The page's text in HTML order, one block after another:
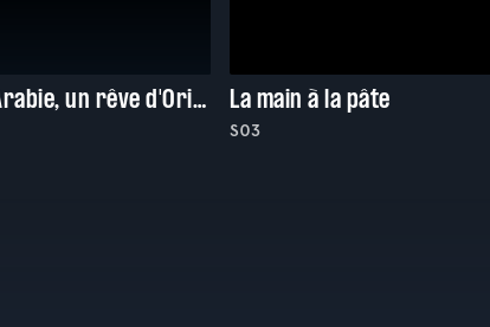
Lawrence d'Arabie, un rêve d'Orient La main à la pâte
S03